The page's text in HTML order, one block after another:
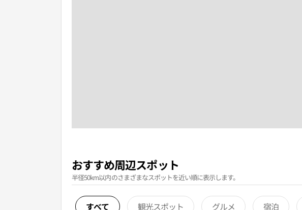
おすすめ周辺スポット
半径50km以内のさまざまなスポットを近い順に表示します。
すべて 観光スポット グルメ 宿泊